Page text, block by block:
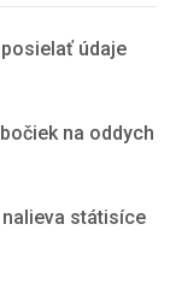
údaje
na oddych
státisíce